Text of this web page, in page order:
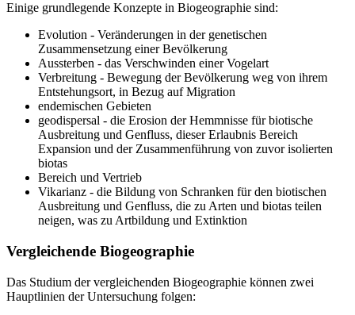
Einige grundlegende Konzepte in Biogeographie sind:
Evolution - Veränderungen in der genetischen
Zusammensetzung einer Bevölkerung
Aussterben - das Verschwinden einer Vogelart
Verbreitung - Bewegung der Bevölkerung weg von ihrem
Entstehungsort, in Bezug auf Migration
endemischen Gebieten
geodispersal - die Erosion der Hemmnisse für biotische
Ausbreitung und Genfluss, dieser Erlaubnis Bereich
Expansion und der Zusammenführung von zuvor isolierten
biotas
Bereich und Vertrieb
Vikarianz - die Bildung von Schranken für den biotischen
Ausbreitung und Genfluss, die zu Arten und biotas teilen
neigen, was zu Artbildung und Extinktion
Vergleichende Biogeographie
Das Studium der vergleichenden Biogeographie können zwei
Hauptlinien der Untersuchung folgen: